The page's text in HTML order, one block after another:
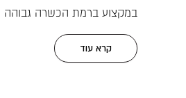
במקצוע ברמת הכשרה גבוהה
קרא עוד